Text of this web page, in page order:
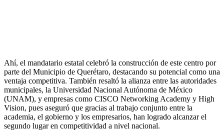
Ahí, el mandatario estatal celebró la construcción de este centro por
parte del Municipio de Querétaro, destacando su potencial como una
ventaja competitiva. También resaltó la alianza entre las autoridades
municipales, la Universidad Nacional Autónoma de México
(UNAM), y empresas como CISCO Networking Academy y High
Vision, pues aseguró que gracias al trabajo conjunto entre la
academia, el gobierno y los empresarios, han logrado alcanzar el
segundo lugar en competitividad a nivel nacional.